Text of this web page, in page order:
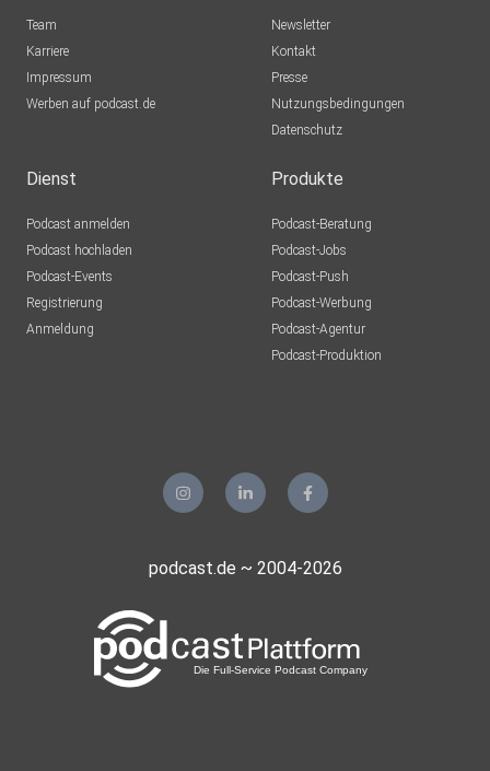
Team
Karriere
Impressum
Werben auf podcast.de
Newsletter
Kontakt
Presse
Nutzungsbedingungen
Datenschutz
Dienst
Podcast anmelden
Podcast hochladen
Podcast-Events
Registrierung
Anmeldung
Produkte
Podcast-Beratung
Podcast-Jobs
Podcast-Push
Podcast-Werbung
Podcast-Agentur
Podcast-Produktion
podcast.de ~ 2004-2026